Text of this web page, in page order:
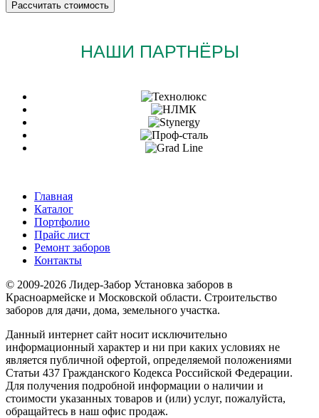
НАШИ ПАРТНЁРЫ
Главная
Каталог
Портфолио
Прайс лист
Ремонт заборов
Контакты
© 2009-2026 Лидер-Забор Установка заборов в
Красноармейске и Московской области. Строительство
заборов для дачи, дома, земельного участка.
Данный интернет сайт носит исключительно
информационный характер и ни при каких условиях не
является публичной офертой, определяемой положениями
Статьи 437 Гражданского Кодекса Российской Федерации.
Для получения подробной информации о наличии и
стоимости указанных товаров и (или) услуг, пожалуйста,
обращайтесь в наш офис продаж.